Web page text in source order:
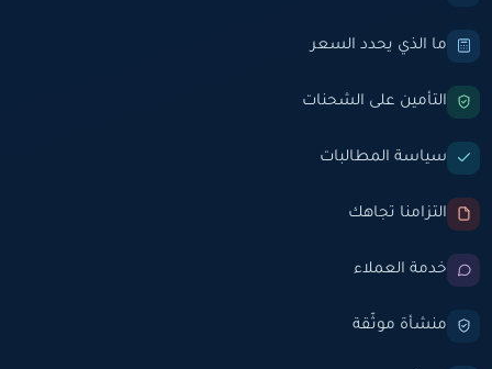
ما الذي يحدد السعر
التأمين على الشحنات
سياسة المطالبات
التزامنا تجاهك
خدمة العملاء
منشأة موثّقة